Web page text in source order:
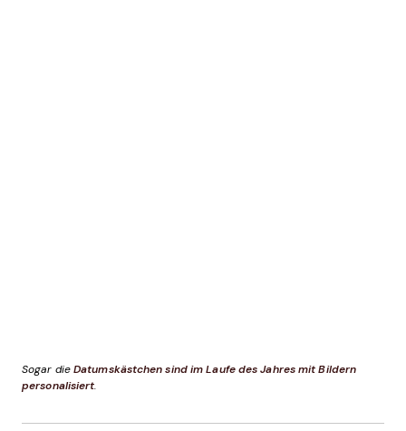
Sogar die Datumskästchen sind im Laufe des Jahres mit Bildern
personalisiert.